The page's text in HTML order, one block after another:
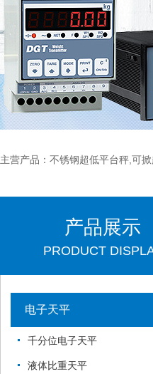
主营产品：不锈钢超低平台秤,可
产品展示
PRODUCT
电子天平
千分位电子天平
液体比重天平